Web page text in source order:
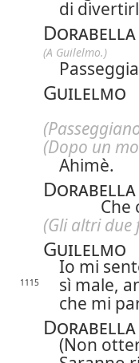
di
Dorabella
(A Guilelmo.)
Guilelmo
(Dopo un
Ahimè.
Dorabella
Che
(Gli altri
Guilelmo
Io mi
1115
sì male,
che mi
Dorabella
(Non